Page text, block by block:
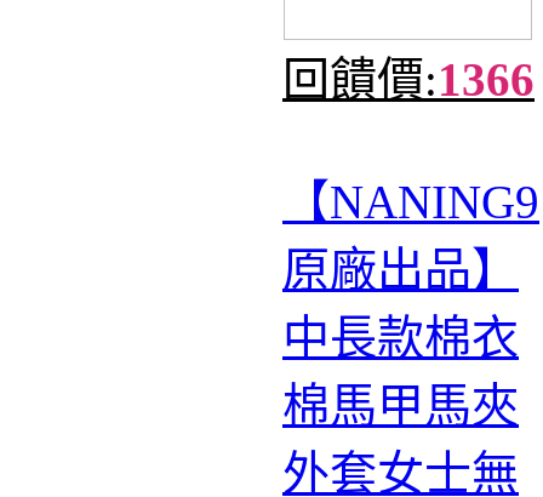
回饋價:1366
【NANING9
原廠出品】
中長款棉衣
棉馬甲馬夾
外套女士無